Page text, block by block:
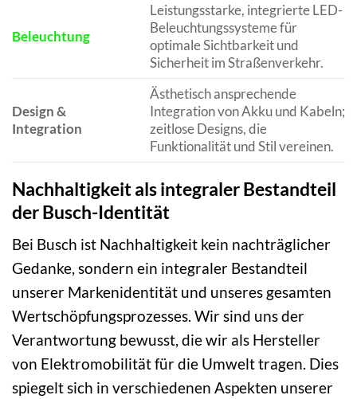
Beleuchtung
Leistungsstarke, integrierte LED-
Beleuchtungssysteme für
optimale Sichtbarkeit und
Sicherheit im Straßenverkehr.
Design &
Integration
Ästhetisch ansprechende
Integration von Akku und Kabeln;
zeitlose Designs, die
Funktionalität und Stil vereinen.
Nachhaltigkeit als integraler Bestandteil
der Busch-Identität
Bei Busch ist Nachhaltigkeit kein nachträglicher
Gedanke, sondern ein integraler Bestandteil
unserer Markenidentität und unseres gesamten
Wertschöpfungsprozesses. Wir sind uns der
Verantwortung bewusst, die wir als Hersteller
von Elektromobilität für die Umwelt tragen. Dies
spiegelt sich in verschiedenen Aspekten unserer